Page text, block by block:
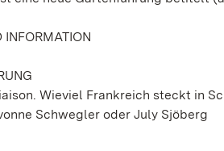
INFORMATION
Wieviel Frankreich steckt in
Schwegler oder July Sjöberg